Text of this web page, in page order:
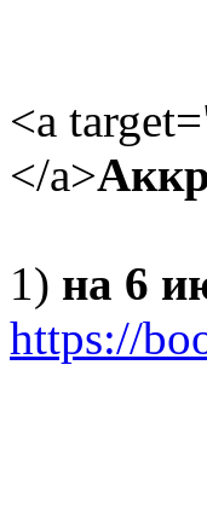
<a
</a>
1) на 6
https://